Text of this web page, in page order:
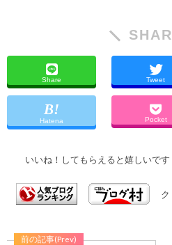
Share Tweet
Hatena Pocket
いいね！してもらえると嬉しいです
ク
前の記事(Prev)